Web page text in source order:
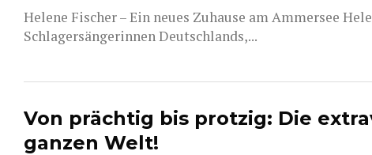
Helene Fischer – Ein neues Zuhause am Ammersee
Schlagersängerinnen Deutschlands,...
Von prächtig bis protzig: Die
ganzen Welt!